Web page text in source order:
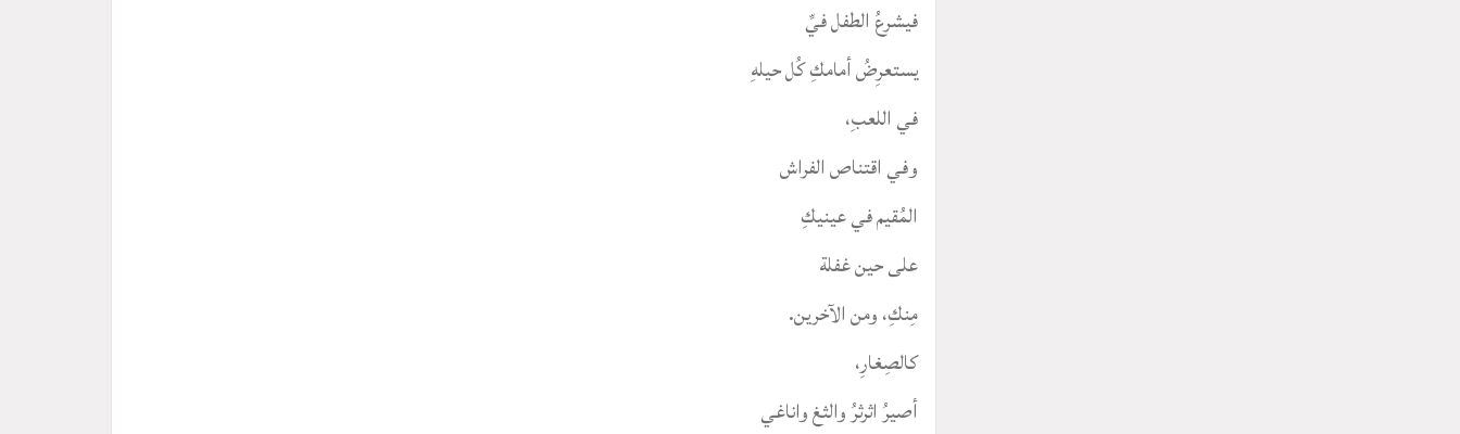
فيشرعُ الطفل فيِّ
يستعرِضُ أمامكِ كُل حيلهِ
في اللعبِ،
وفي اقتناص الفراش
المُقيم في عينيكِ
على حين غفلة
مِنكِ، ومن الآخرين.
كالصِغارِ،
أصيرُ اثرثرُ والثغ واناغي